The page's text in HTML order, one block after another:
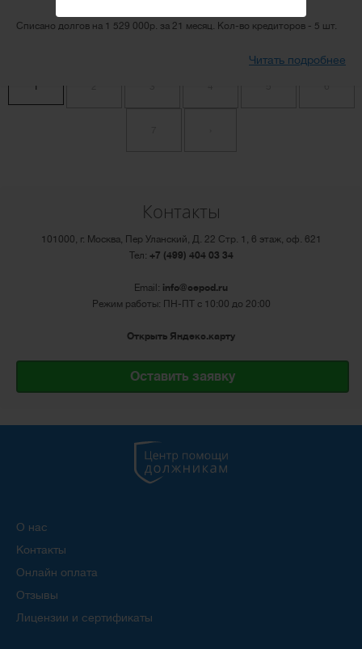
Списано долгов на 1 529 000р. за 21 месяц. Кол-во кредиторов - 5 шт.
Читать подробнее
1
Контакты
101000, г. Москва, Пер Уланский, Д. 22 Стр. 1, 6 этаж, оф. 621
Тел: +7 (499) 404 03 34
Email: info@cepod.ru
Режим работы: ПН-ПТ с 10:00 до 20:00
Открыть Яндекс.карту
Оставить заявку
О нас
Контакты
Онлайн оплата
Отзывы
Лицензии и сертификаты